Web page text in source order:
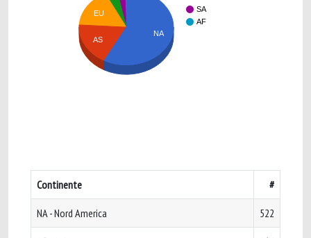
SA
AF
EU
AS
NA
Continente #
NA - Nord America 522